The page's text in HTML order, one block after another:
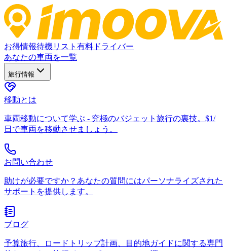
お得情報待機リスト 有料ドライバー
あなたの車両を一覧
旅行情報
移動とは
車両移動について学ぶ - 究極のバジェット旅行の裏技。$1/
日で車両を移動させましょう。
お問い合わせ
助けが必要ですか？あなたの質問にはパーソナライズされた
サポートを提供します。
ブログ
予算旅行、ロードトリップ計画、目的地ガイドに関する専門